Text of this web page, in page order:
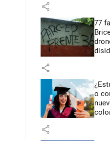
share
77
share
o
share